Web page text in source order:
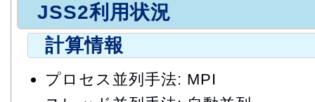
JSS2利用状況
計算情報
プロセス並列手法: MPI